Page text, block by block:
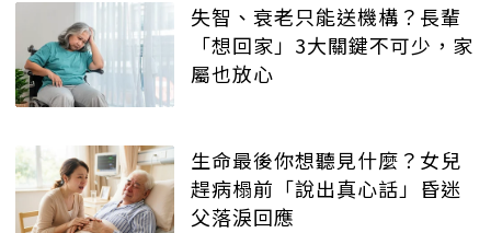
失智、衰老只能送機構？長輩
「想回家」3大關鍵不可少，家
屬也放心
生命最後你想聽見什麼？女兒
趕病榻前「說出真心話」昏迷
父落淚回應